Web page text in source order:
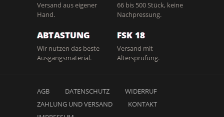
Versand aus eigener
Hand.
66 bis 500 Stück, keine
Nachpressung.
ABTASTUNG
Wir nutzen das beste
Ausgangsmaterial.
FSK 18
Versand mit
Altersprüfung.
AGB DATENSCHUTZ
WIDERRUF
ZAHLUNG UND VERSAND
KONTAKT